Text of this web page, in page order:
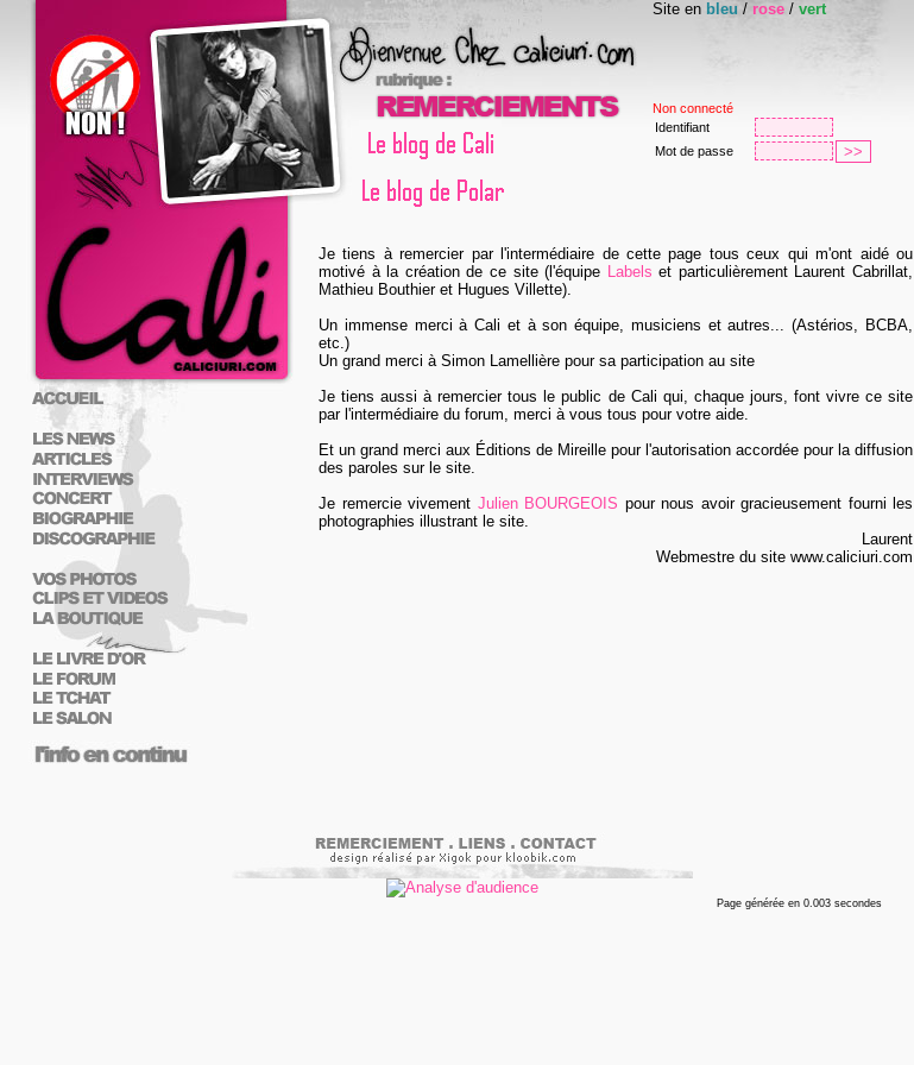
Site en bleu / rose / vert
Non connecté
Identifiant
Mot de passe
Je tiens à remercier par l'intermédiaire de cette page tous ceux qui m'ont aidé ou
motivé à la création de ce site (l'équipe Labels et particulièrement Laurent Cabrillat,
Mathieu Bouthier et Hugues Villette).
Un immense merci à Cali et à son équipe, musiciens et autres... (Astérios, BCBA,
etc.)
Un grand merci à Simon Lamellière pour sa participation au site
Je tiens aussi à remercier tous le public de Cali qui, chaque jours, font vivre ce site
par l'intermédiaire du forum, merci à vous tous pour votre aide.
Et un grand merci aux Éditions de Mireille pour l'autorisation accordée pour la diffusion
des paroles sur le site.
Je remercie vivement Julien BOURGEOIS pour nous avoir gracieusement fourni les
photographies illustrant le site.
Laurent
Webmestre du site www.caliciuri.com
Page générée en 0.003 secondes